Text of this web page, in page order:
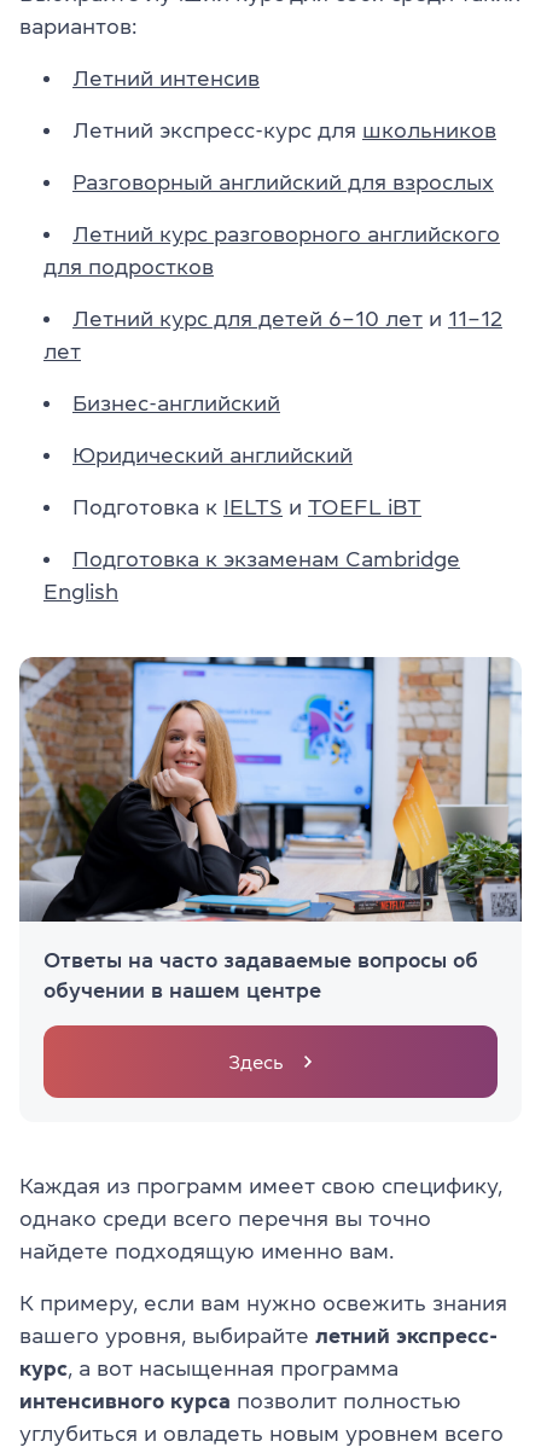
вариантов:
Летний интенсив
Летний экспресс-курс для школьников
Разговорный английский для взрослых
Летний курс разговорного английского
для подростков
Летний курс для детей 6–10 лет и 11–12
лет
Бизнес-английский
Юридический английский
Подготовка к IELTS и TOEFL iBT
Подготовка к экзаменам Cambridge
English
Ответы на часто задаваемые вопросы об
обучении в нашем центре
Здесь
Каждая из программ имеет свою специфику,
однако среди всего перечня вы точно
найдете подходящую именно вам.
К примеру, если вам нужно освежить знания
вашего уровня, выбирайте летний экспресс-
курс, а вот насыщенная программа
интенсивного курса позволит полностью
углубиться и овладеть новым уровнем всего